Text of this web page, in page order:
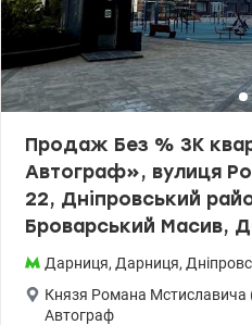
Продаж Без % 3К
Автограф», вулиця
22, Дніпровський
Броварський Масив,
Дарниця, Дарниця,
Князя Романа
Автограф